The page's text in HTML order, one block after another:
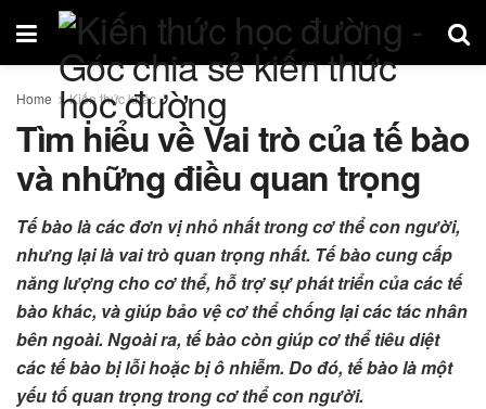
Home Kiến thức khác
Tìm hiểu về Vai trò của tế bào
và những điều quan trọng
Tế bào là các đơn vị nhỏ nhất trong cơ thể con người,
nhưng lại là vai trò quan trọng nhất. Tế bào cung cấp
năng lượng cho cơ thể, hỗ trợ sự phát triển của các tế
bào khác, và giúp bảo vệ cơ thể chống lại các tác nhân
bên ngoài. Ngoài ra, tế bào còn giúp cơ thể tiêu diệt
các tế bào bị lỗi hoặc bị ô nhiễm. Do đó, tế bào là một
yếu tố quan trọng trong cơ thể con người.